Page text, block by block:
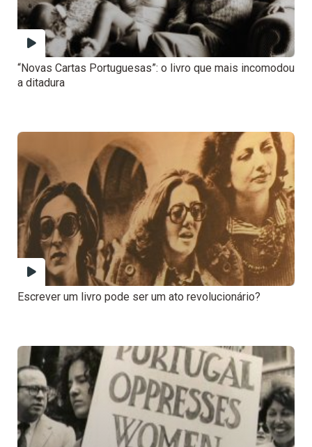
“Novas Cartas Portuguesas”: o livro que mais incomodou
a ditadura
Escrever um livro pode ser um ato revolucionário?